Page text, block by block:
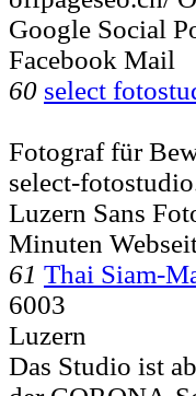
Google Social
Facebook Mail
60 select
Fotograf für
select-
Luzern Sans
Minuten
61 Thai Siam-
6003
Luzern
Das Studio ist